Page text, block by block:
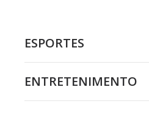
ESPORTES
ENTRETENIMENTO